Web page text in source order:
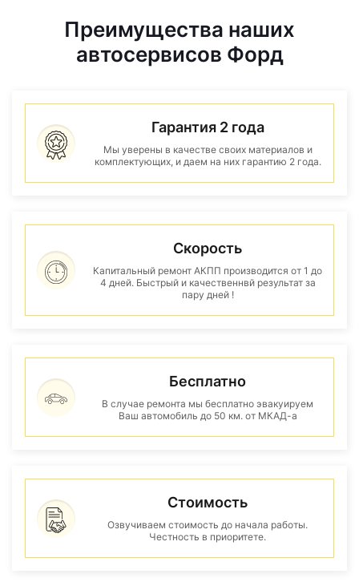
Преимущества наших
автосервисов Форд
Гарантия 2 года
Мы уверены в качестве своих материалов и
комплектующих, и даем на них гарантию 2 года.
Скорость
Капитальный ремонт АКПП производится от 1 до
4 дней. Быстрый и качественнвй результат за
пару дней !
Бесплатно
В случае ремонта мы бесплатно эвакуируем
Ваш автомобиль до 50 км. от МКАД-а
Стоимость
Озвучиваем стоимость до начала работы.
Честность в приоритете.